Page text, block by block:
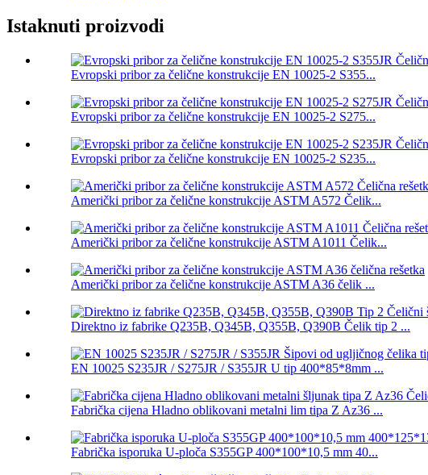
Istaknuti proizvodi
Evropski pribor za čelične konstrukcije EN 10025-2 S355...
Evropski pribor za čelične konstrukcije EN 10025-2 S275...
Evropski pribor za čelične konstrukcije EN 10025-2 S235...
Američki pribor za čelične konstrukcije ASTM A572 Čelik...
Američki pribor za čelične konstrukcije ASTM A1011 Čelik...
Američki pribor za čelične konstrukcije ASTM A36 čelik ...
Direktno iz fabrike Q235B, Q345B, Q355B, Q390B Čelik tip 2 ...
EN 10025 S235JR / S275JR / S355JR U tip 400*85*8mm ...
Fabrička cijena Hladno oblikovani metalni lim tipa Z Az36 ...
Fabrička isporuka U-ploča S355GP 400*100*10,5 mm 40...